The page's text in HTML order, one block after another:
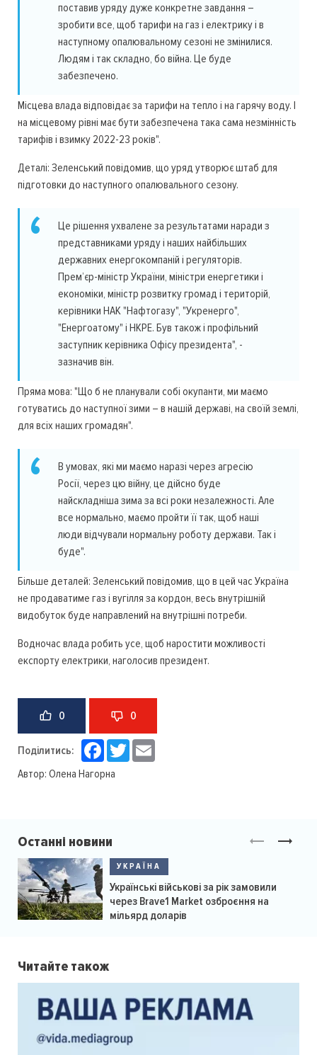
поставив уряду дуже конкретне завдання –
зробити все, щоб тарифи на газ і електрику і в
наступному опалювальному сезоні не змінилися.
Людям і так складно, бо війна. Це буде
забезпечено.
Місцева влада відповідає за тарифи на тепло і на гарячу воду. І
на місцевому рівні має бути забезпечена така сама незмінність
тарифів і взимку 2022-23 років".
Деталі: Зеленський повідомив, що уряд утворює штаб для
підготовки до наступного опалювального сезону.
Це рішення ухвалене за результатами наради з
представниками уряду і наших найбільших
державних енергокомпаній і регуляторів.
Прем’єр-міністр України, міністри енергетики і
економіки, міністр розвитку громад і територій,
керівники НАК "Нафтогазу", "Укренерго",
"Енергоатому" і НКРЕ. Був також і профільний
заступник керівника Офісу президента", -
зазначив він.
Пряма мова: "Що б не планували собі окупанти, ми маємо
готуватись до наступної зими – в нашій державі, на своїй землі,
для всіх наших громадян".
В умовах, які ми маємо наразі через агресію
Росії, через цю війну, це дійсно буде
найскладніша зима за всі роки незалежності. Але
все нормально, маємо пройти її так, щоб наші
люди відчували нормальну роботу держави. Так і
буде".
Більше деталей: Зеленський повідомив, що в цей час Україна
не продаватиме газ і вугілля за кордон, весь внутрішній
видобуток буде направлений на внутрішні потреби.
Водночас влада робить усе, щоб наростити можливості
експорту електрики, наголосив президент.
0 0
Поділитись: Facebook
Twitter
Автор: Олена Нагорна
Останні новини
УКРАЇНА
Українські військові за рік замовили
через Brave1 Market озброєння на
мільярд доларів
Читайте також